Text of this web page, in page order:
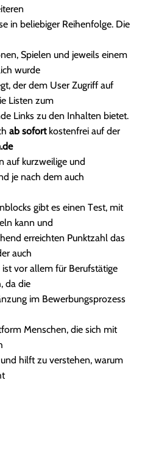
in beliebiger Reihenfolge. Die
Spielen und jeweils einem
wurde
der dem User Zugriff auf
Listen zum
Links zu den Inhalten bietet.
ab sofortkostenfrei auf der
auf kurzweilige und
je nach dem auch
gibt es einen Test, mit
kann und
erreichten Punktzahl das
auch
vor allem für Berufstätige
da die
im Bewerbungsprozess
Menschen, die sich mit
hilft zu verstehen, warum